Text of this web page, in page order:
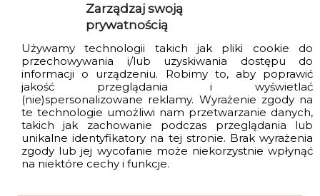
Zarządzaj swoją
prywatnością
Używamy technologii takich jak pliki cookie do
przechowywania i/lub uzyskiwania dostępu do
informacji o urządzeniu. Robimy to, aby poprawić
jakość przeglądania i wyświetlać
(nie)spersonalizowane reklamy. Wyrażenie zgody na
te technologie umożliwi nam przetwarzanie danych,
takich jak zachowanie podczas przeglądania lub
unikalne identyfikatory na tej stronie. Brak wyrażenia
zgody lub jej wycofanie może niekorzystnie wpłynąć
na niektóre cechy i funkcje.
gratisprzy zakupach za min. 399zł
Wizualizacje